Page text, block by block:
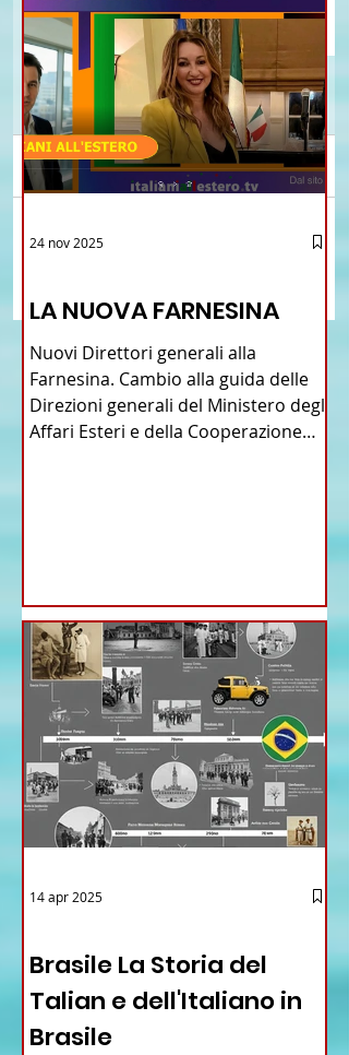
Brasile La Storia del
Commenti
Scrivi un commento...
LA NUOVA FARNESINA
Nuovi Direttori generali alla
Farnesina. Cambio alla guida delle
Direzioni generali del Ministero degli
Affari Esteri e della Cooperazione
24 nov 2025
Brasile La Storia del
Talian e dell'Italiano in
Brasile
14 apr 2025